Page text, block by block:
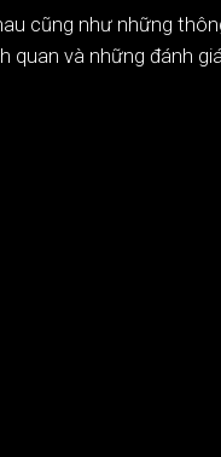
cũng như những
quan và những đánh